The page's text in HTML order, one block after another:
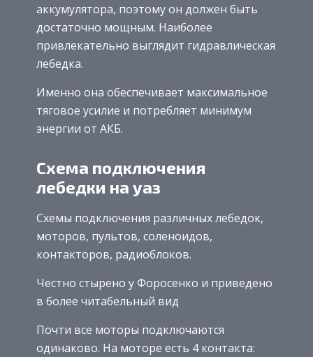
аккумулятора, поэтому он должен быть
достаточно мощным. Наиболее
привлекательно выглядит гидравлическая
лебедка.
Именно она обеспечивает максимальное
тяговое усилие и потребляет минимум
энергии от АКБ.
Схема подключения
лебедки на уаз
Схемы подключения различных лебедок,
моторов, пультов, соленоидов,
контакторов, радиоблоков.
Честно стырено у Форосенко и приведено
в более читабельный вид
Почти все моторы подключаются
одинаково. На моторе есть 4 контакта: